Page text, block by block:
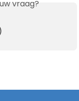
vraag?